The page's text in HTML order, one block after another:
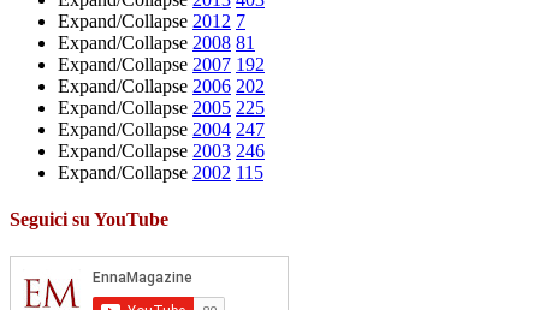
Expand/Collapse 2012 7
Expand/Collapse 2008 81
Expand/Collapse 2007 192
Expand/Collapse 2006 202
Expand/Collapse 2005 225
Expand/Collapse 2004 247
Expand/Collapse 2003 246
Expand/Collapse 2002 115
Seguici su YouTube